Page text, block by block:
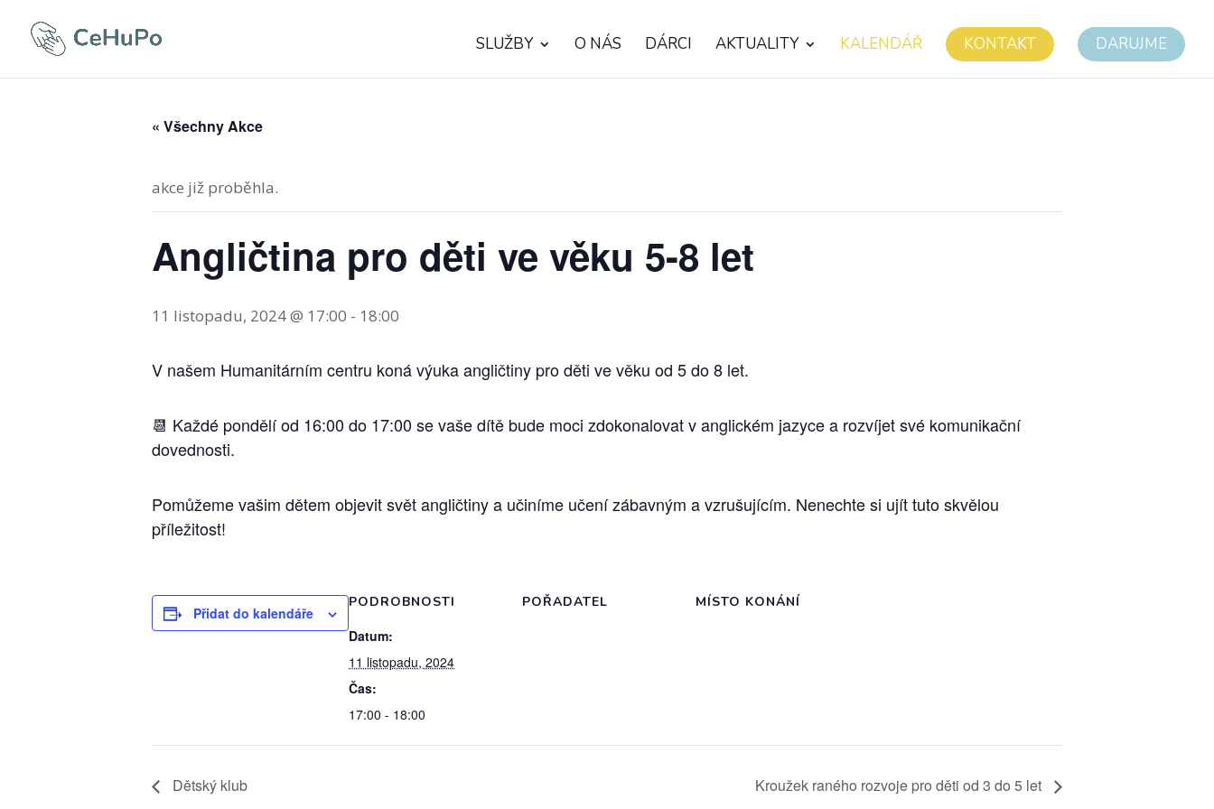
SLUŽBY O NÁS DÁRCI AKTUALITY KALENDÁŘ KONTAKT DARUJME
« Všechny Akce
akce již proběhla.
Angličtina pro děti ve věku 5-8 let
11 listopadu, 2024 @ 17:00 - 18:00
V našem Humanitárním centru koná výuka angličtiny pro děti ve věku od 5 do 8 let.
📆 Každé pondělí od 16:00 do 17:00 se vaše dítě bude moci zdokonalovat v anglickém jazyce a rozvíjet své komunikační
dovednosti.
Pomůžeme vašim dětem objevit svět angličtiny a učiníme učení zábavným a vzrušujícím. Nenechte si ujít tuto skvělou
příležitost!
Přidat do kalendáře
PODROBNOSTI
Datum:
11 listopadu, 2024
Čas:
17:00 - 18:00
POŘADATEL MÍSTO KONÁNÍ
Dětský klub Kroužek raného rozvoje pro děti od 3 do 5 let